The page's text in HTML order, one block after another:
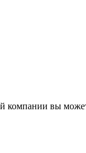
компании вы